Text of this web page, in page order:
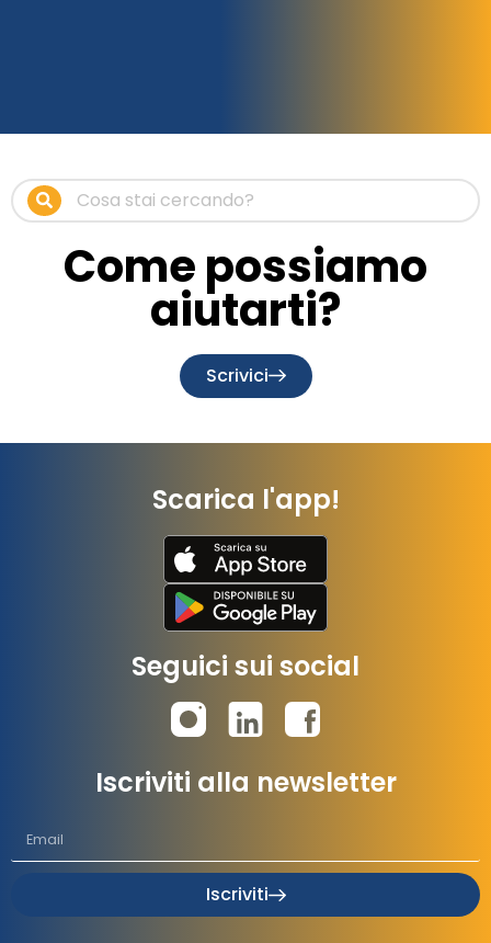
Come possiamo
aiutarti?
Scrivici
Scarica l'app!
Seguici sui social
Iscriviti alla newsletter
Iscriviti